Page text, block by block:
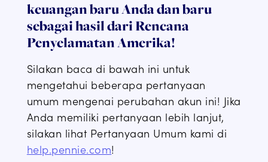
keuangan baru Anda danbaru
sebagai hasil dari Rencana
Penyelamatan Amerika!
Silakan baca di bawah ini untuk
mengetahui beberapa pertanyaan
umum mengenai perubahan akun ini! Jika
Anda memiliki pertanyaan lebih lanjut,
silakan lihat Pertanyaan Umum kami di
help.pennie.com!